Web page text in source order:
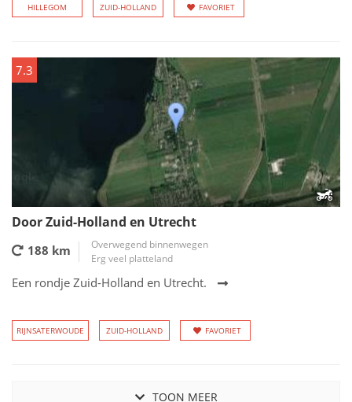
HILLEGOM ZUID-HOLLAND FAVORIET
7.3
Door Zuid-Holland en Utrecht
188 km
Overwegend binnenwegen
Erg veel platteland
Een rondje Zuid-Holland en Utrecht.
RIJNSATERWOUDE ZUID-HOLLAND FAVORIET
TOON MEER